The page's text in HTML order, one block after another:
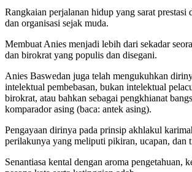
Rangkaian perjalanan hidup yang sarat prestasi
dan organisasi sejak muda.
Membuat Anies menjadi lebih dari sekadar
dan birokrat yang populis dan disegani.
Anies Baswedan juga telah mengukuhkan
intelektual pembebasan, bukan intelektual
birokrat, atau bahkan sebagai pengkhianat
komparador asing (baca: antek asing).
Pengayaan dirinya pada prinsip akhlakul
perilakunya yang meliputi pikiran, ucapan, dan
Senantiasa kental dengan aroma pengetahuan,